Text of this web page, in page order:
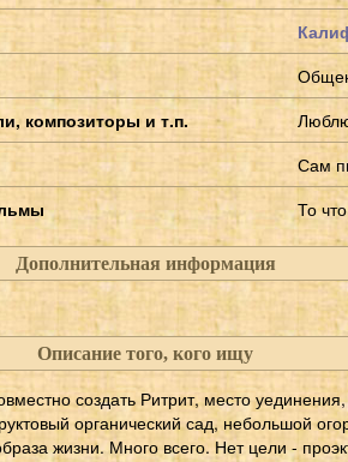
композиторы и т.п.
Сам
То
Дополнительная информация
Описание того, кого ищу
создать Ритрит, место уединения,
органический сад, небольшой
жизни. Много всего. Нет цели -